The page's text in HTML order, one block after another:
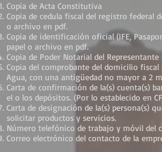
Copia de Acta Constitutiva
Copia de cedula fiscal del registro federal
o archivo en pdf.
Copia de identificación oficial (IFE,
papel o archivo en pdf.
Copia de Poder Notarial del
Copia del comprobante del domicilio fiscal
Agua, con una antigüedad no mayor a 2
Carta de confirmación de la(s) cuenta(s)
el o los depósitos. (Por lo establecido en
Carta de designación de la(s) persona(s)
solicitar productos y servicios.
Número telefónico de trabajo y móvil del
Correo electrónico del contacto de la